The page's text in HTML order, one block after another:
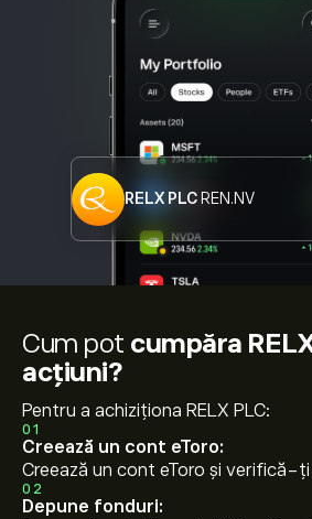
RELX PLC REN.NV
Cum pot cumpăra
acțiuni?
Pentru a achiziționa RELX PLC:
01
Creează un cont eToro:
Creează un cont eToro și verifică-
02
Depune fonduri: